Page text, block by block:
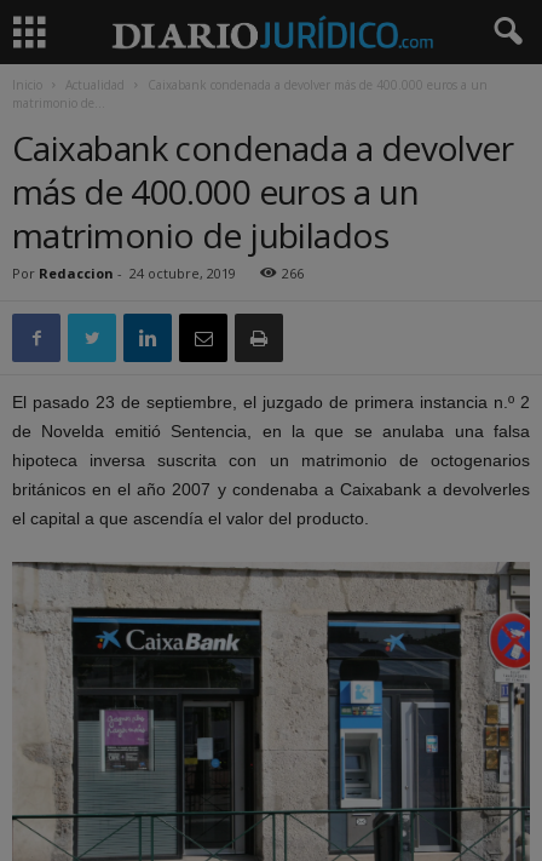
Inicio Actualidad
Caixabank condenada a devolver más de 400.000 euros a un
matrimonio de...
Caixabank condenada a devolver
más de 400.000 euros a un
matrimonio de jubilados
Por Redaccion - 24 octubre, 2019 266
El pasado 23 de septiembre, el juzgado de primera instancia n.º 2
de Novelda emitió Sentencia, en la que se anulaba una falsa
hipoteca inversa suscrita con un matrimonio de octogenarios
británicos en el año 2007 y condenaba a Caixabank a devolverles
el capital a que ascendía el valor del producto.